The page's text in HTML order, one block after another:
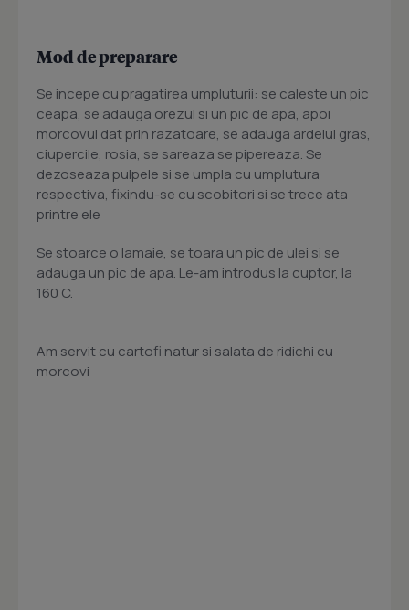
Mod de preparare
Se incepe cu pragatirea umpluturii: se caleste un pic
ceapa, se adauga orezul si un pic de apa, apoi
morcovul dat prin razatoare, se adauga ardeiul gras,
ciupercile, rosia, se sareaza se pipereaza. Se
dezoseaza pulpele si se umpla cu umplutura
respectiva, fixindu-se cu scobitori si se trece ata
printre ele
Se stoarce o lamaie, se toara un pic de ulei si se
adauga un pic de apa. Le-am introdus la cuptor, la
160 C.
Am servit cu cartofi natur si salata de ridichi cu
morcovi